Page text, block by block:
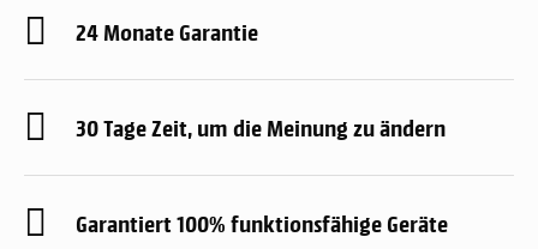
24 Monate Garantie
30 Tage Zeit, um die Meinung zu ändern
Garantiert 100% funktionsfähige Geräte